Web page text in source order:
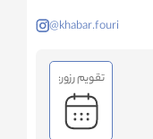
@khabar.fouri
تقویم رزور: